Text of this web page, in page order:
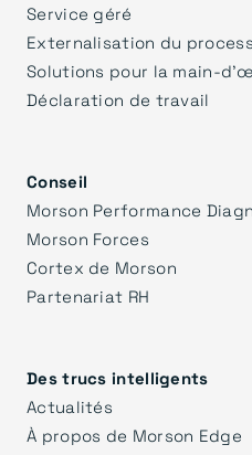
Service géré
Externalisation du
Solutions pour la main-
Déclaration de travail
Conseil
Morson Performance
Morson Forces
Cortex de Morson
Partenariat RH
Des trucs intelligents
Actualités
À propos de Morson Edge